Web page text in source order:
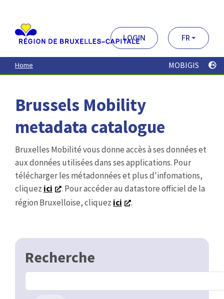
contenu
principal
LOGIN FR
Home MOBIGIS
Brussels Mobility
metadata catalogue
Bruxelles Mobilité vous donne accès à ses données et
aux données utilisées dans ses applications. Pour
télécharger les métadonnées et plus d'infomations,
cliquez ici
. Pour accéder au datastore officiel de la
région Bruxelloise, cliquez ici .
Recherche